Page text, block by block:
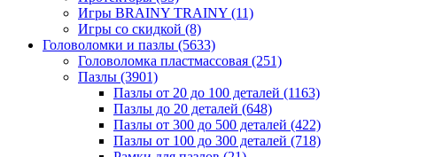
Игры BRAINY TRAINY (11)
Игры со скидкой (8)
Головоломки и пазлы (5633)
Головоломка пластмассовая (251)
Пазлы (3901)
Пазлы от 20 до 100 деталей (1163)
Пазлы до 20 деталей (648)
Пазлы от 300 до 500 деталей (422)
Пазлы от 100 до 300 деталей (718)